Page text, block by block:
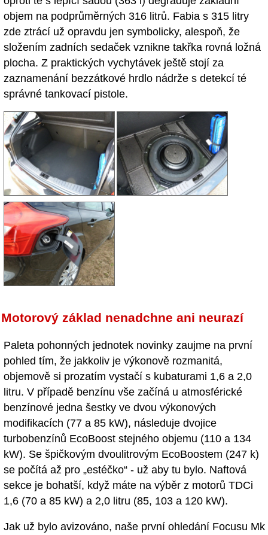
objem na podprůměrných 316 litrů. Fabia s 315 litry
zde ztrácí už opravdu jen symbolicky, alespoň, že
složením zadních sedaček vznikne takřka rovná ložná
plocha. Z praktických vychytávek ještě stojí za
zaznamenání bezzátkové hrdlo nádrže s detekcí té
správné tankovací pistole.
Motorový základ nenadchne ani neurazí
Paleta pohonných jednotek novinky zaujme na první
pohled tím, že jakkoliv je výkonově rozmanitá,
objemově si prozatím vystačí s kubaturami 1,6 a 2,0
litru. V případě benzínu vše začíná u atmosférické
benzínové jedna šestky ve dvou výkonových
modifikacích (77 a 85 kW), následuje dvojice
turbobenzínů EcoBoost stejného objemu (110 a 134
kW). Se špičkovým dvoulitrovým EcoBoostem (247 k)
se počítá až pro „estéčko“ - už aby tu bylo. Naftová
sekce je bohatší, když máte na výběr z motorů TDCi
1,6 (70 a 85 kW) a 2,0 litru (85, 103 a 120 kW).
Jak už bylo avizováno, naše první ohledání Focusu Mk